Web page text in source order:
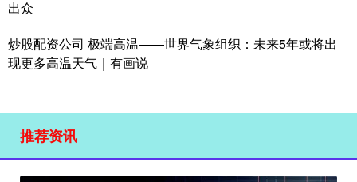
出众
炒股配资公司 极端高温——世界气象组织：未来5年或将出
现更多高温天气｜有画说
推荐资讯